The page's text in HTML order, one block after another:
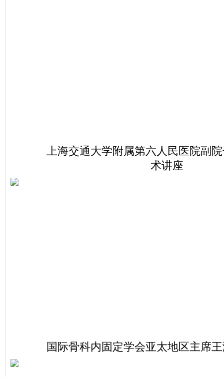
上海交通大学附属第六人民医院副院
术讲座
国际骨科内固定学会亚太地区主席王